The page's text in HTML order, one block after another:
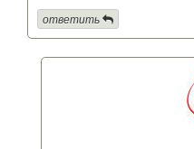
ответить